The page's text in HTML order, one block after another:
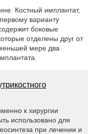
Костный имплантат,
варианту
боковые
отделены друг от
мере два
к хирургии
использовано для
при лечении и